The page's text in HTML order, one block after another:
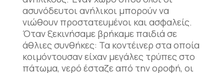
ασυνόδευτοι ανήλικοι μπορούν να
νιώθουν προστατευμένοι και ασφαλείς.
Όταν ξεκινήσαμε βρήκαμε παιδιά σε
άθλιες συνθήκες: Τα κοντέινερ στα οποία
κοιμόντουσαν είχαν μεγάλες τρύπες στο
πάτωμα, νερό έσταζε από την οροφή, οι